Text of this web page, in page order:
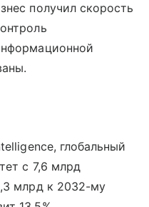
получил скорость
глобальный
с 7,6 млрд
млрд к 2032-му